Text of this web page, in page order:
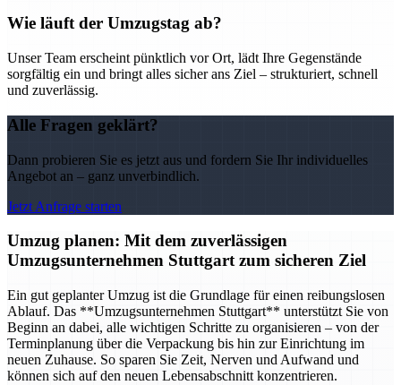
Wie läuft der Umzugstag ab?
Unser Team erscheint pünktlich vor Ort, lädt Ihre Gegenstände
sorgfältig ein und bringt alles sicher ans Ziel – strukturiert, schnell
und zuverlässig.
Alle Fragen geklärt?
Dann probieren Sie es jetzt aus und fordern Sie Ihr individuelles
Angebot an – ganz unverbindlich.
Jetzt Anfrage starten
Umzug planen: Mit dem zuverlässigen
Umzugsunternehmen Stuttgart zum sicheren Ziel
Ein gut geplanter Umzug ist die Grundlage für einen reibungslosen
Ablauf. Das **Umzugsunternehmen Stuttgart** unterstützt Sie von
Beginn an dabei, alle wichtigen Schritte zu organisieren – von der
Terminplanung über die Verpackung bis hin zur Einrichtung im
neuen Zuhause. So sparen Sie Zeit, Nerven und Aufwand und
können sich auf den neuen Lebensabschnitt konzentrieren.